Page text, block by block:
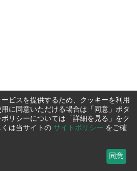
ビスを提供するため、クッキーを利用
に同意いただける場合は「同意」ボタ
リシーについては「詳細を見る」をク
は当サイトの サイトポリシー をご確
同意